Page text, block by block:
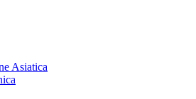
Asiatica